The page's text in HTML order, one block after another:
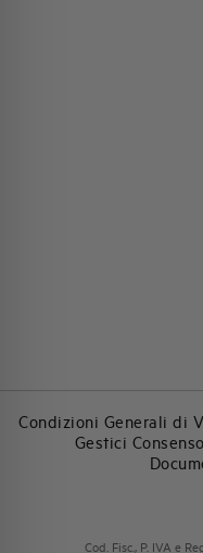
Condizioni Generali di
Gestici Consenso
Cod. Fisc., P. IVA e